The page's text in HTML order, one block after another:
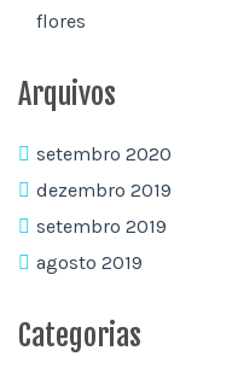
flores
Arquivos
setembro 2020
dezembro 2019
setembro 2019
agosto 2019
Categorias